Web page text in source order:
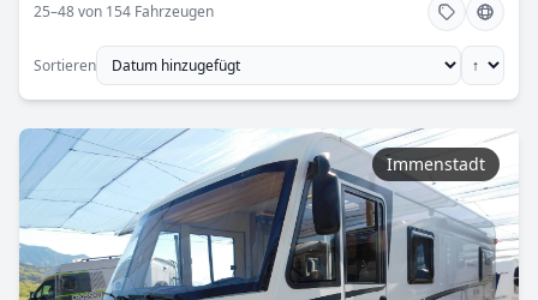
25–48 von 154 Fahrzeugen
Sortieren
Immenstadt